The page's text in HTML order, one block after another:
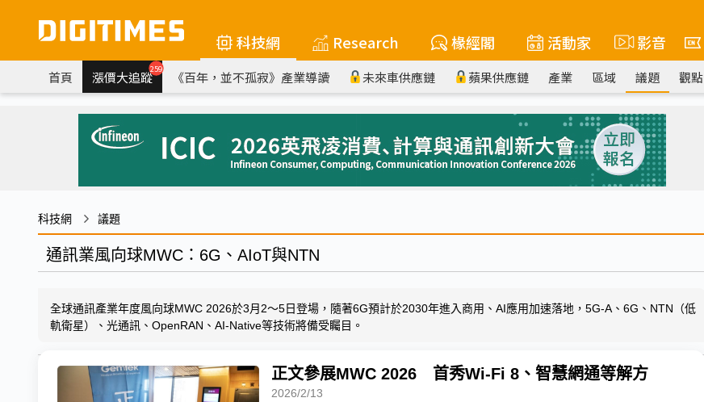
科技網 Research 椽經閣 活動家 影音
首頁 漲價大追蹤259 《百年，並不孤寂》產業導讀 未來車供應鏈 蘋果供應鏈 產業 區域 議題 觀點
科技網 議題
通訊業風向球MWC：6G、AIoT與NTN
全球通訊產業年度風向球MWC 2026於3月2～5日登場，隨著6G預計於2030年進入商用、AI應用加速落地，5G-A、6G、NTN（低
軌衛星）、光通訊、OpenRAN、AI-Native等技術將備受矚目。
正文參展MWC 2026 首秀Wi-Fi 8、智慧網通等解方
2026/2/13